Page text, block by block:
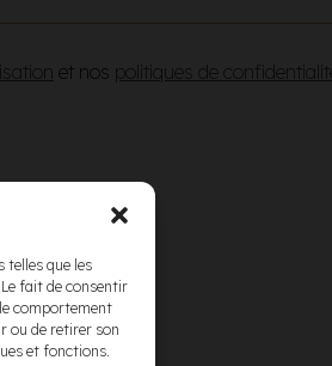
telles que les
fait de consentir
comportement
ou de retirer son
et fonctions.
et nos politiques de confidentialité